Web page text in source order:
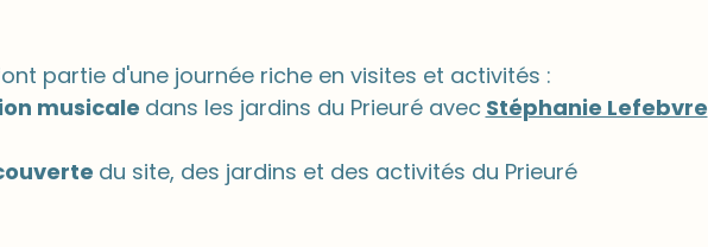
partie d'une journée riche en visites et activités :
musicale dans les jardins du Prieuré avec Stéphanie Lefebvre
du site, des jardins et des activités du Prieuré